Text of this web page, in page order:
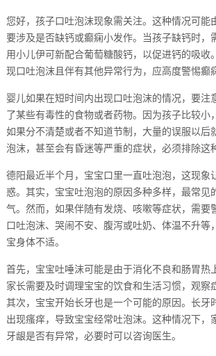
您好，孩子口吐泡沫现象需关注。这种情况可能
要涉及是否缺钙或癫痫小发作。当孩子缺钙时，
用小儿伊可新配合葡萄糖酸钙，以促进钙的吸收
现口吐泡沫且伴有其他异常行为，应高度警惕癫
婴儿如果在短时间内出现口吐泡沫的情况，要注
了某些有毒性的食物或者药物。因为孩子比较小
如果分不清楚或者不知道节制，大量的误服以后
泡沫，甚至会有昏迷等严重的症状，必须排除这
德阳最近半个月，宝宝口里一直吐泡泡，这现象
惑。其实，宝宝吐泡泡的原因多种多样，最常见
气。然而，如果伴随有发烧、咳嗽等症状，需要
口吐泡沫、哭闹不安、腹泻或吐奶、体温不升等
宝身体不适。
首先，宝宝吐唾沫可能是由于消化不良和肠胃热
家长需要及时调理宝宝的饮食和生活习惯，观察
其次，宝宝开始长牙也是一个可能的原因。长牙
出现瘙痒，导致宝宝经常吐泡沫。这种情况下，
牙龈是否有异常，必要时可以咨询医生。